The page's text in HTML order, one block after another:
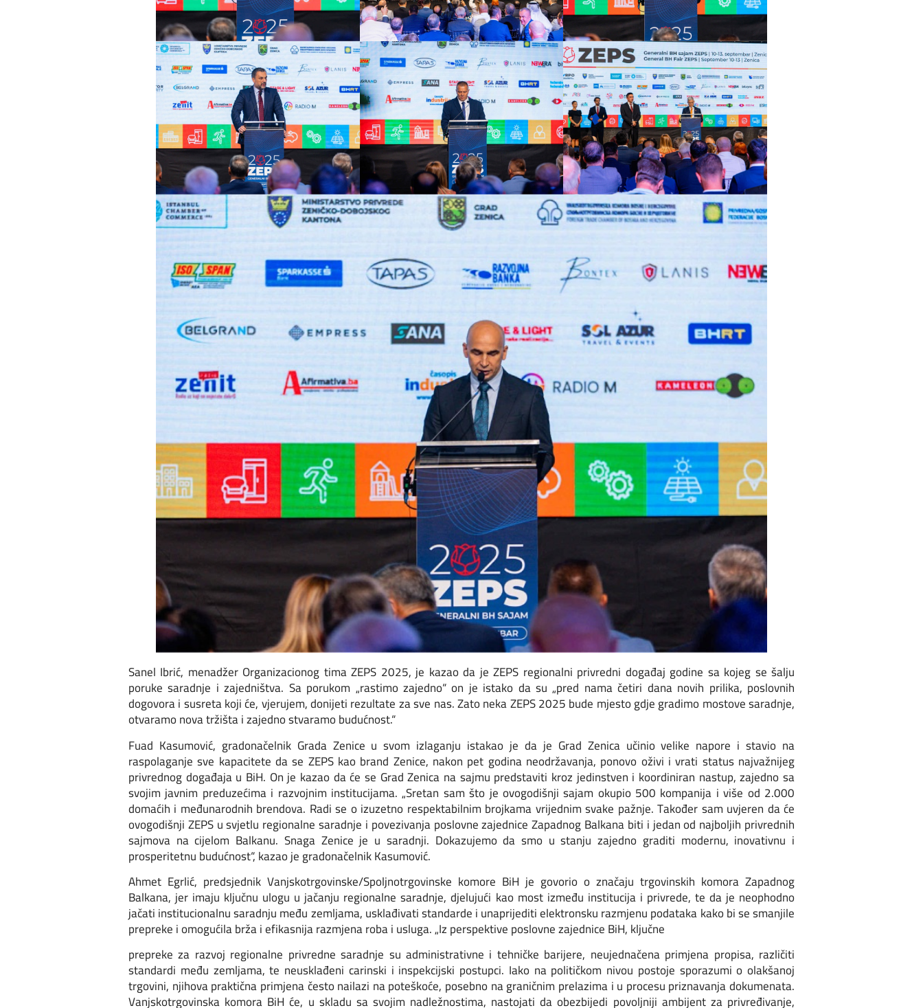
Sanel Ibrić, menadžer Organizacionog tima ZEPS 2025, je kazao da je ZEPS regionalni privredni događaj godine sa kojeg se šalju
poruke saradnje i zajedništva. Sa porukom „rastimo zajedno“ on je istako da su „pred nama četiri dana novih prilika, poslovnih
dogovora i susreta koji će, vjerujem, donijeti rezultate za sve nas. Zato neka ZEPS 2025 bude mjesto gdje gradimo mostove saradnje,
otvaramo nova tržišta i zajedno stvaramo budućnost.“
Fuad Kasumović, gradonačelnik Grada Zenice u svom izlaganju istakao je da je Grad Zenica učinio velike napore i stavio na
raspolaganje sve kapacitete da se ZEPS kao brand Zenice, nakon pet godina neodržavanja, ponovo oživi i vrati status najvažnijeg
privrednog događaja u BiH. On je kazao da će se Grad Zenica na sajmu predstaviti kroz jedinstven i koordiniran nastup, zajedno sa
svojim javnim preduzećima i razvojnim institucijama. „Sretan sam što je ovogodišnji sajam okupio 500 kompanija i više od 2.000
domaćih i međunarodnih brendova. Radi se o izuzetno respektabilnim brojkama vrijednim svake pažnje. Također sam uvjeren da će
ovogodišnji ZEPS u svjetlu regionalne saradnje i povezivanja poslovne zajednice Zapadnog Balkana biti i jedan od najboljih privrednih
sajmova na cijelom Balkanu. Snaga Zenice je u saradnji. Dokazujemo da smo u stanju zajedno graditi modernu, inovativnu i
prosperitetnu budućnost“, kazao je gradonačelnik Kasumović.
Ahmet Egrlić, predsjednik Vanjskotrgovinske/Spoljnotrgovinske komore BiH je govorio o značaju trgovinskih komora Zapadnog
Balkana, jer imaju ključnu ulogu u jačanju regionalne saradnje, djelujući kao most između institucija i privrede, te da je neophodno
jačati institucionalnu saradnju među zemljama, usklađivati standarde i unaprijediti elektronsku razmjenu podataka kako bi se smanjile
prepreke i omogućila brža i efikasnija razmjena roba i usluga. „Iz perspektive poslovne zajednice BiH, ključne
prepreke za razvoj regionalne privredne saradnje su administrativne i tehničke barijere, neujednačena primjena propisa, različiti
standardi među zemljama, te neusklađeni carinski i inspekcijski postupci. Iako na političkom nivou postoje sporazumi o olakšanoj
trgovini, njihova praktična primjena često nailazi na poteškoće, posebno na graničnim prelazima i u procesu priznavanja dokumenata.
Vanjskotrgovinska komora BiH će, u skladu sa svojim nadležnostima, nastojati da obezbijedi povoljniji ambijent za privređivanje,